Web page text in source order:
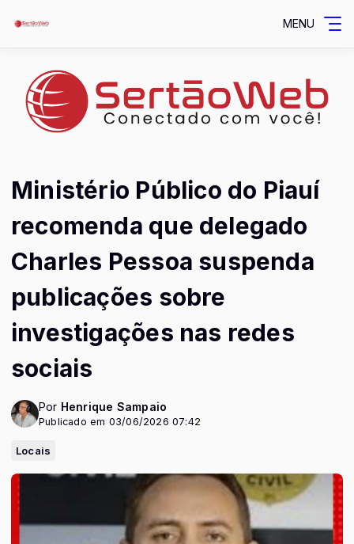
MENU
Ministério Público do Piauí
recomenda que delegado
Charles Pessoa suspenda
publicações sobre
investigações nas redes
sociais
Por Henrique Sampaio
Publicado em 03/06/2026 07:42
Locais